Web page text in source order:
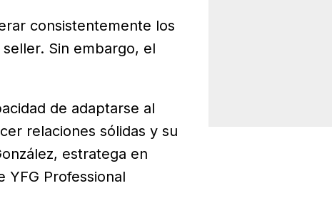
consistentemente los
Sin embargo, el
de adaptarse al
relaciones sólidas y su
estratega en
YFG Professional